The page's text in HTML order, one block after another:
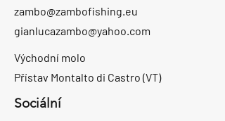
zambo@zambofishing.eu
gianlucazambo@yahoo.com
Východní molo
Přístav Montalto di Castro (VT)
Sociální